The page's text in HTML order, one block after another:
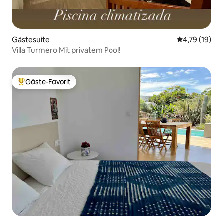
Gästesuite
4,79 (19)
Villa Turmero Mit privatem Pool!
Beliebter Gäste-Favorit.
Gäste-Favorit